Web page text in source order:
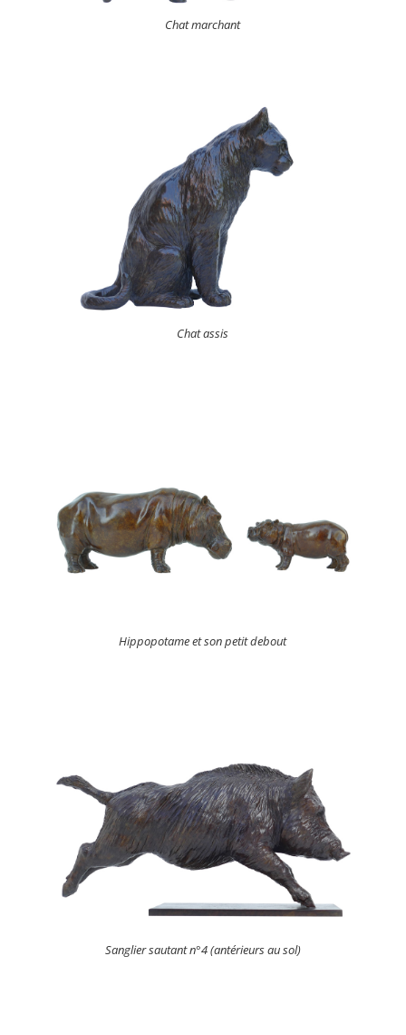
Chat marchant
Chat assis
Hippopotame et son petit debout
Sanglier sautant n°4 (antérieurs au sol)